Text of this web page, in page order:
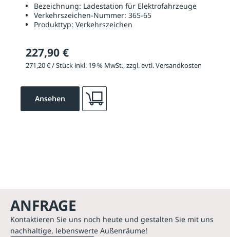
Bezeichnung: Ladestation für Elektrofahrzeuge
Verkehrszeichen-Nummer: 365-65
Produkttyp: Verkehrszeichen
227,90 €
271,20 € / Stück inkl. 19 % MwSt., zzgl. evtl. Versandkosten
Ansehen
ANFRAGE
Kontaktieren Sie uns noch heute und gestalten Sie mit uns
nachhaltige, lebenswerte Außenräume!